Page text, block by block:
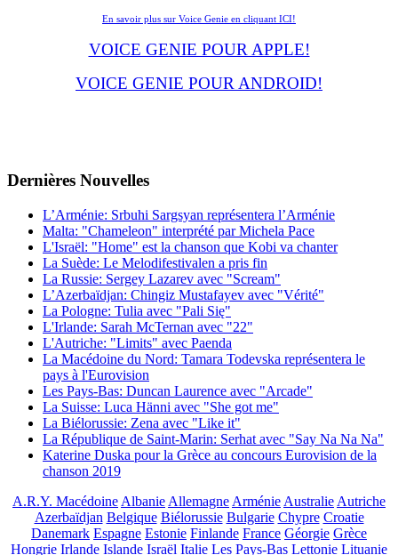
En savoir plus sur Voice Genie en cliquant ICI!
VOICE GENIE POUR APPLE!
VOICE GENIE POUR ANDROID!
Dernières Νouvelles
L’Arménie: Srbuhi Sargsyan représentera l’Arménie
Malta: "Chameleon" interprété par Michela Pace
L'Israël: "Home" est la chanson que Kobi va chanter
La Suède: Le Melodifestivalen a pris fin
La Russie: Sergey Lazarev avec "Scream"
L’Azerbaïdjan: Chingiz Mustafayev avec "Vérité"
La Pologne: Tulia avec "Pali Się"
L'Irlande: Sarah McTernan avec "22"
L'Autriche: "Limits" avec Paenda
La Macédoine du Nord: Tamara Todevska représentera le
pays à l'Eurovision
Les Pays-Bas: Duncan Laurence avec "Arcade"
La Suisse: Luca Hänni avec "She got me"
La Biélorussie: Zena avec "Like it"
La République de Saint-Marin: Serhat avec "Say Na Na Na"
Katerine Duska pour la Grèce au concours Eurovision de la
chanson 2019
A.R.Y. Macédoine Albanie Allemagne Arménie Australie Autriche
Azerbaïdjan Belgique Biélorussie Bulgarie Chypre Croatie
Danemark Espagne Estonie Finlande France Géorgie Grèce
Hongrie Irlande Islande Israël Italie Les Pays-Bas Lettonie Lituanie